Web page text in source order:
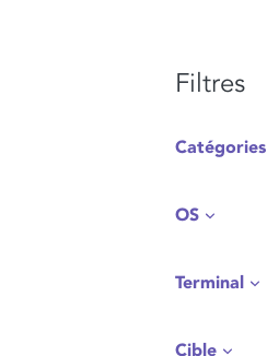
Filtres
Catégories
OS
Terminal
Cible